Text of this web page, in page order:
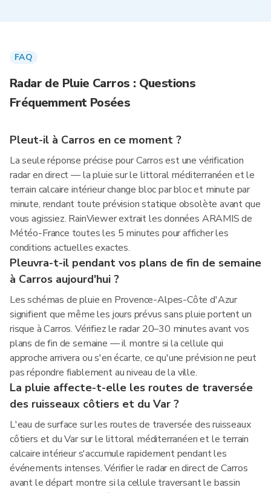
FAQ
Radar de Pluie Carros : Questions
Fréquemment Posées
Pleut-il à Carros en ce moment ?
La seule réponse précise pour Carros est une vérification
radar en direct — la pluie sur le littoral méditerranéen et le
terrain calcaire intérieur change bloc par bloc et minute par
minute, rendant toute prévision statique obsolète avant que
vous agissiez. RainViewer extrait les données ARAMIS de
Météo-France toutes les 5 minutes pour afficher les
conditions actuelles exactes.
Pleuvra-t-il pendant vos plans de fin de semaine
à Carros aujourd'hui ?
Les schémas de pluie en Provence-Alpes-Côte d'Azur
signifient que même les jours prévus sans pluie portent un
risque à Carros. Vérifiez le radar 20–30 minutes avant vos
plans de fin de semaine — il montre si la cellule qui
approche arrivera ou s'en écarte, ce qu'une prévision ne peut
pas répondre fiablement au niveau de la ville.
La pluie affecte-t-elle les routes de traversée
des ruisseaux côtiers et du Var ?
L'eau de surface sur les routes de traversée des ruisseaux
côtiers et du Var sur le littoral méditerranéen et le terrain
calcaire intérieur s'accumule rapidement pendant les
événements intenses. Vérifier le radar en direct de Carros
avant le départ montre si la cellule traversant le bassin